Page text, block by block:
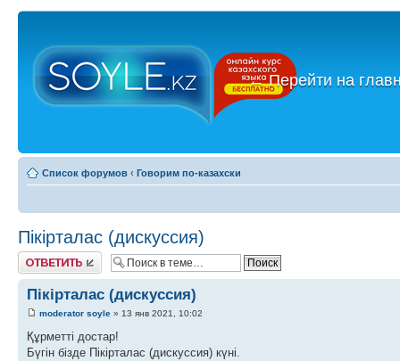
←Перейти на
Список форумов ‹ Говорим по-казахски
Пікірталас (дискуссия)
Ответить
Пікірталас (дискуссия)
moderator soyle » 13 янв 2021, 10:02
Құрметті достар!
Бүгін бізде Пікірталас (дискуссия) күні.